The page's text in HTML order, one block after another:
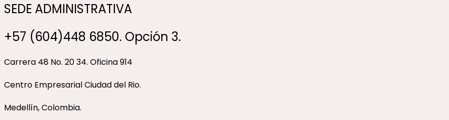
SEDE ADMINISTRATIVA
+57 (604)448 6850. Opción 3.
Carrera 48 No. 20 34. Oficina 914
Centro Empresarial Ciudad del Rio.
Medellín, Colombia.